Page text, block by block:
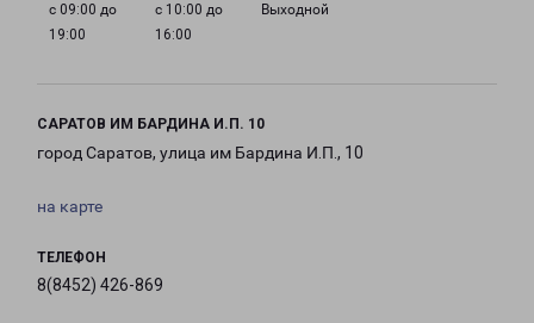
с 09:00 до
19:00
с 10:00 до
16:00
Выходной
САРАТОВ ИМ БАРДИНА И.П. 10
город Саратов, улица им Бардина И.П., 10
на карте
ТЕЛЕФОН
8(8452) 426-869